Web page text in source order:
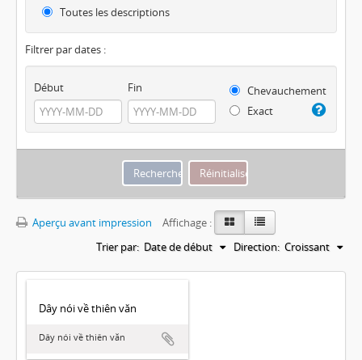
Toutes les descriptions
Filtrer par dates :
Début Fin
Chevauchement
Exact
Aperçu avant impression
Affichage :
Trier par: Date de début Direction: Croissant
Dây nói về thiên văn
Dây nói về thiên văn